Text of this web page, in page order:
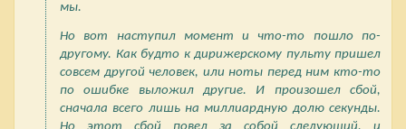
мы.
Но вот наступил момент и что-то пошло по-
другому. Как будто к дирижерскому пульту пришел
совсем другой человек, или ноты перед ним кто-то
по ошибке выложил другие. И произошел сбой,
сначала всего лишь на миллиардную долю секунды.